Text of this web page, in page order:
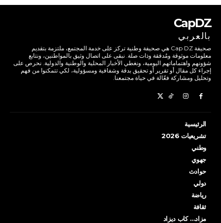
CapDZ
بالعربي
صحيفة Cap DZ هي صحيفة وطنية تركز على خدمة المجتمع، ملتزمة بتقديم
معلومات موثوقة ومُدققة وذات صلة. نبقى على اتصال وثيق بالمواطنين، ونتابع
شؤونهم واهتماماتهم اليومية، ونغطي الأخبار المحلية والوطنية والدولية. نحرص على
إجراء كل مقال أو تقرير أو تحقيق بدقة وشفافية ومسؤولية، لكي تتمكنوا من فهم
وتحليل ومشاركة فعّالة في حياة مجتمعنا.
الرئيسية
تشريعيات 2026
وطني
جهوي
حوادث
دولي
رياضة
ثقافة
مزاد… كاب ديزاد